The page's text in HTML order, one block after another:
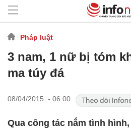
Pháp luật
3 nam, 1 nữ bị tóm
ma túy đá
08/04/2015 - 06:00
Qua công tác nắm tình